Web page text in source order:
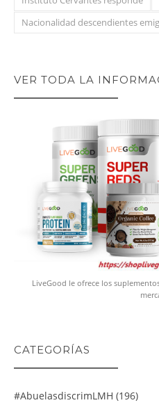
Nacionalidad descendientes
VER TODA LA
LiveGood le ofrece los
CATEGORÍAS
#abuelasdiscrimLMH (196)